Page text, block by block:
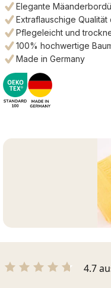
Elegante
Extraflauschige
Pflegeleicht und
100% hochwertige
Made in Germany
4.7